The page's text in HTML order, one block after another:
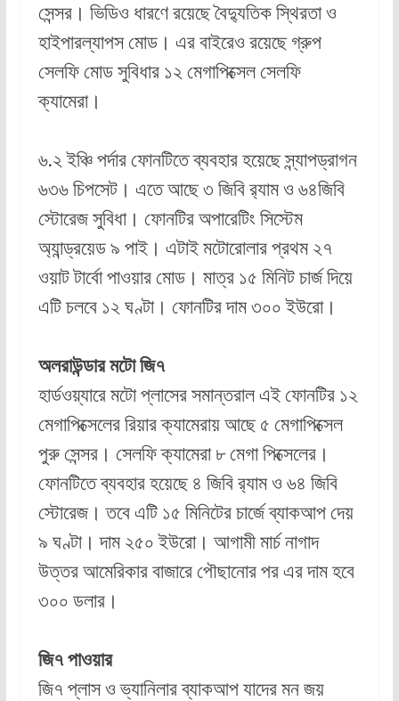
সেন্সর। ভিডিও ধারণে রয়েছে বৈদ্যুতিক স্থিরতা ও
হাইপারল্যাপস মোড। এর বাইরেও রয়েছে গ্রুপ
সেলফি মোড সুবিধার ১২ মেগাপিক্সেল সেলফি
ক্যামেরা।
৬.২ ইঞ্চি পর্দার ফোনটিতে ব্যবহার হয়েছে স্ন্যাপড্রাগন
৬৩৬ চিপসেট। এতে আছে ৩ জিবি র‌্যাম ও ৬৪জিবি
স্টোরেজ সুবিধা। ফোনটির অপারেটিং সিস্টেম
অ্যান্ড্রয়েড ৯ পাই। এটাই মটোরোলার প্রথম ২৭
ওয়াট টার্বো পাওয়ার মোড। মাত্র ১৫ মিনিট চার্জ দিয়ে
এটি চলবে ১২ ঘণ্টা। ফোনটির দাম ৩০০ ইউরো।
অলরাউন্ডার মটো জি৭
হার্ডওয়্যারে মটো প্লাসের সমান্তরাল এই ফোনটির ১২
মেগাপিক্সেলের রিয়ার ক্যামেরায় আছে ৫ মেগাপিক্সেল
পুরু সেন্সর। সেলফি ক্যামেরা ৮ মেগা পিক্সেলের।
ফোনটিতে ব্যবহার হয়েছে ৪ জিবি র‌্যাম ও ৬৪ জিবি
স্টোরেজ। তবে এটি ১৫ মিনিটের চার্জে ব্যাকআপ দেয়
৯ ঘণ্টা। দাম ২৫০ ইউরো। আগামী মার্চ নাগাদ
উত্তর আমেরিকার বাজারে পৌছানোর পর এর দাম হবে
৩০০ ডলার।
জি৭ পাওয়ার
জি৭ প্লাস ও ভ্যানিলার ব্যাকআপ যাদের মন জয়